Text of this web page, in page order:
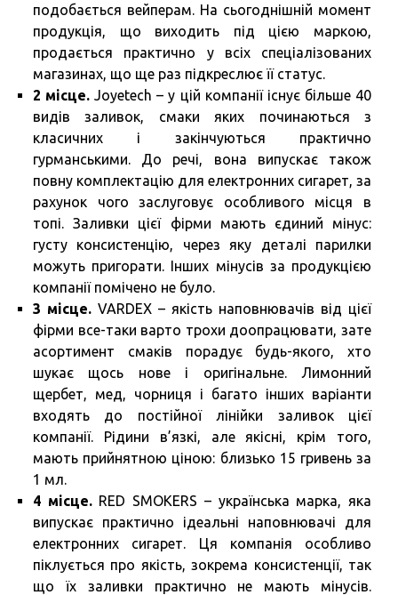
подобається вейперам. На сьогоднішній момент
продукція, що виходить під цією маркою,
продається практично у всіх спеціалізованих
магазинах, що ще раз підкреслює її статус.
2 місце. Joyetech – у цій компанії існує більше 40
видів заливок, смаки яких починаються з
класичних і закінчуються практично
гурманськими. До речі, вона випускає також
повну комплектацію для електронних сигарет, за
рахунок чого заслуговує особливого місця в
топі. Заливки цієї фірми мають єдиний мінус:
густу консистенцію, через яку деталі парилки
можуть пригорати. Інших мінусів за продукцією
компанії помічено не було.
3 місце. VARDEX – якість наповнювачів від цієї
фірми все-таки варто трохи доопрацювати, зате
асортимент смаків порадує будь-якого, хто
шукає щось нове і оригінальне. Лимонний
щербет, мед, чорниця і багато інших варіанти
входять до постійної лінійки заливок цієї
компанії. Рідини в’язкі, але якісні, крім того,
мають прийнятною ціною: близько 15 гривень за
1 мл.
4 місце.RED SMOKERS – українська марка, яка
випускає практично ідеальні наповнювачі для
електронних сигарет. Ця компанія особливо
піклується про якість, зокрема консистенції, так
що їх заливки практично не мають мінусів.